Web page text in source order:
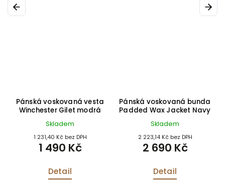
Previous
Pánská voskovaná vesta
Winchester Gilet modrá
Skladem
1 231,40 Kč bez DPH
1 490 Kč
Detail
Pánská voskovaná bunda
Padded Wax Jacket Navy
Skladem
2 223,14 Kč bez DPH
2 690 Kč
Detail
Next